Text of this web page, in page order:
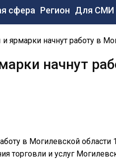
сфера Регион Для СМИ
ярмарки начнут работу в
начнут
в Могилевской области
торговли и услуг